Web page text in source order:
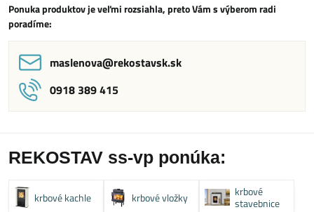
Ponuka produktov je veľmi rozsiahla, preto Vám s výberom radi
poradíme:
maslenova​@rekostavsk​.sk
0918 389 415
REKOSTAV ss-vp ponúka:
krbové kachle krbové vložky
krbové
stavebnice